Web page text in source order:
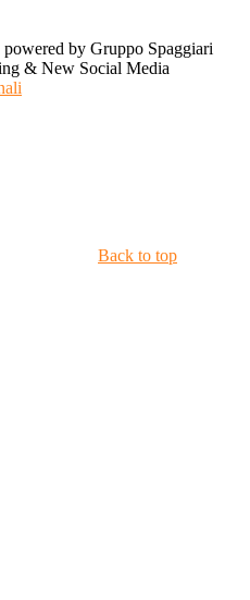
by Gruppo Spaggiari
& New Social Media
Back to top